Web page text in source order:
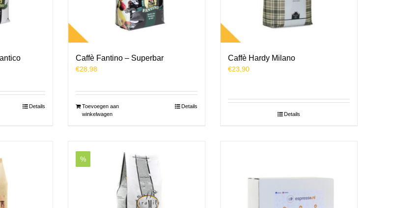
Details
Caffè Fantino – Superbar
€28,98
Toevoegen aan
winkelwagen
Details
Caffè Hardy Milano
€23,90
Details
%